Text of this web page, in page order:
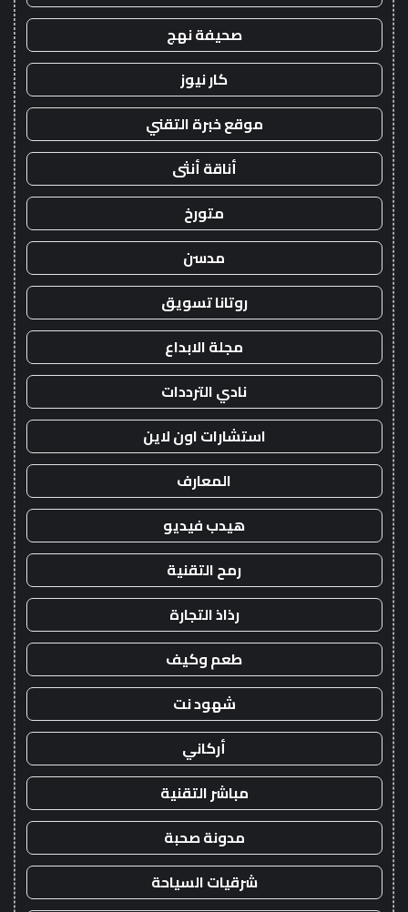
صحيفة نهج
كار نيوز
موقع خبرة التقني
أناقة أنثى
متورخ
مدسن
روتانا تسويق
مجلة الابداع
نادي الترددات
استشارات اون لاين
المعارف
هيدب فيديو
رمح التقنية
رذاذ التجارة
طعم وكيف
شهود نت
أركاني
مباشر التقنية
مدونة صحبة
شرقيات السياحة